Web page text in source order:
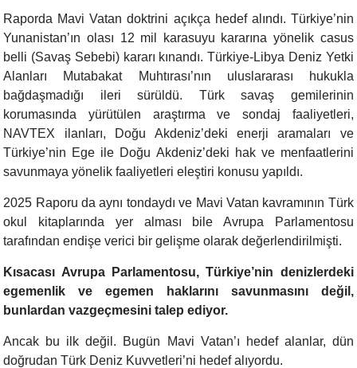
Raporda Mavi Vatan doktrini açıkça hedef alındı. Türkiye’nin
Yunanistan’ın olası 12 mil karasuyu kararına yönelik casus
belli (Savaş Sebebi) kararı kınandı. Türkiye-Libya Deniz Yetki
Alanları Mutabakat Muhtırası’nın uluslararası hukukla
bağdaşmadığı ileri sürüldü. Türk savaş gemilerinin
korumasında yürütülen araştırma ve sondaj faaliyetleri,
NAVTEX ilanları, Doğu Akdeniz’deki enerji aramaları ve
Türkiye’nin Ege ile Doğu Akdeniz’deki hak ve menfaatlerini
savunmaya yönelik faaliyetleri eleştiri konusu yapıldı.
2025 Raporu da aynı tondaydı ve Mavi Vatan kavramının Türk
okul kitaplarında yer alması bile Avrupa Parlamentosu
tarafından endişe verici bir gelişme olarak değerlendirilmişti.
Kısacası Avrupa Parlamentosu, Türkiye’nin denizlerdeki
egemenlik ve egemen haklarını savunmasını değil,
bunlardan vazgeçmesini talep ediyor.
Ancak bu ilk değil. Bugün Mavi Vatan’ı hedef alanlar, dün
doğrudan Türk Deniz Kuvvetleri’ni hedef alıyordu.